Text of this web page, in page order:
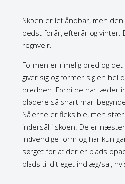
Skoen er let åndbar, men
bedst forår, efterår og vinter.
regnvejr.
Formen er rimelig bred og
giver sig og former sig en hel
bredden. Fordi de har læder
blødere så snart man
Sålerne er fleksible, men
indersål i skoen. De er
indvendige form og har kun
sørget for at der er plads
plads til dit eget indlæg/sål,